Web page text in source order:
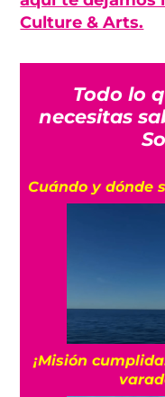
Culture & Arts.
Todo lo
necesitas
Cuándo y dónde
¡Misión